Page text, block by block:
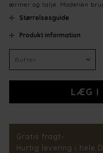
ærmer og talje. Modellen
Størrelsesguide
Produkt information
Farve
Materiale
Stylenr.
Gratis fragt-
Hurtig levering i hele